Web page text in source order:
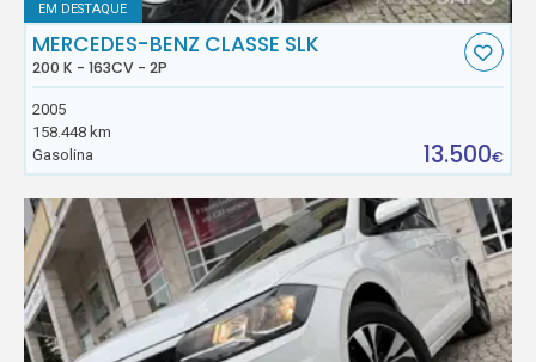
EM DESTAQUE
MERCEDES-BENZ CLASSE SLK
200 K - 163CV - 2P
2005
158.448 km
Gasolina
13.500€